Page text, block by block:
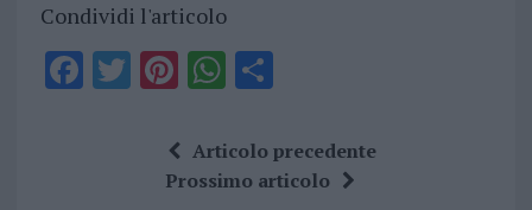
Condividi l'articolo
F T Pi
te
re
W
at
s
S
a
re
Articolo precedente
Prossimo articolo